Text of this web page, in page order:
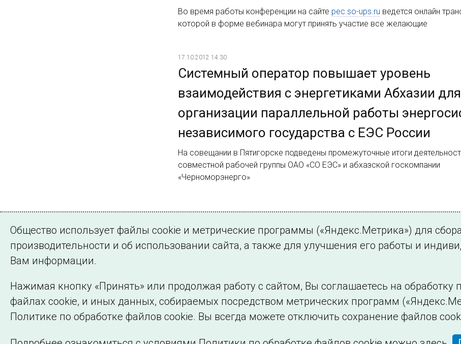
Во время работы конференции на сайте pec.so-ups.ru ведется онлайн
которой в форме вебинара могут принять участие все желающие
17.10.2012 14:30
Системный оператор повышает уровень
взаимодействия с энергетиками Абхазии для
организации параллельной работы
независимого государства с ЕЭС России
На совещании в Пятигорске подведены промежуточные итоги
совместной рабочей группы ОАО «СО ЕЭС» и абхазской госкомпании
«Черноморэнерго»
Страница 1 из 3.
1 2 3 Далее
©2005–2026 АО «СО ЕЭС» Филиалы и представительства Использование
Общество использует файлы cookie и метрические программы («Яндекс.Метрика») для
производительности и об использовании сайта, а также для улучшения его работы и
Вам информации.
Нажимая кнопку «Принять» или продолжая работу с сайтом, Вы соглашаетесь на
файлах cookie, и иных данных, собираемых посредством метрических программ
Политике по обработке файлов cookie. Вы всегда можете отключить сохранение файлов